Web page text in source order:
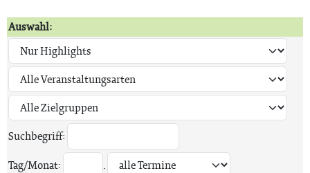
Auswahl:
Suchbegriff:
Tag/Monat:
.